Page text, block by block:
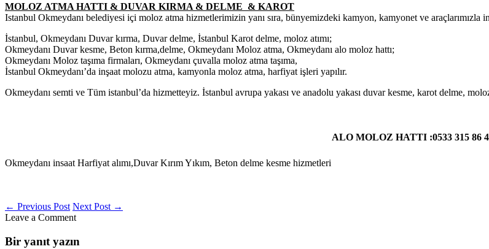
MOLOZ ATMA HATTI & DUVAR KIRMA & DELME & KAROT
Istanbul Okmeydanı belediyesi içi moloz atma hizmetlerimizin yanı sıra, bünyemizdeki kamyon, kamyonet ve araçlarımızla
İstanbul, Okmeydanı Duvar kırma, Duvar delme, İstanbul Karot delme, moloz atımı;
Okmeydanı Duvar kesme, Beton kırma,delme, Okmeydanı Moloz atma, Okmeydanı alo moloz hattı;
Okmeydanı Moloz taşıma firmaları, Okmeydanı çuvalla moloz atma taşıma,
İstanbul Okmeydanı’da inşaat molozu atma, kamyonla moloz atma, harfiyat işleri yapılır.
Okmeydanı semti ve Tüm istanbul’da hizmetteyiz. İstanbul avrupa yakası ve anadolu yakası duvar kesme, karot delme,
ALO MOLOZ HATTI :0533 315 86
Okmeydanı insaat Harfiyat alımı,Duvar Kırım Yıkım, Beton delme kesme hizmetleri
← Previous Post Next Post →
Leave a Comment
Bir yanıt yazın